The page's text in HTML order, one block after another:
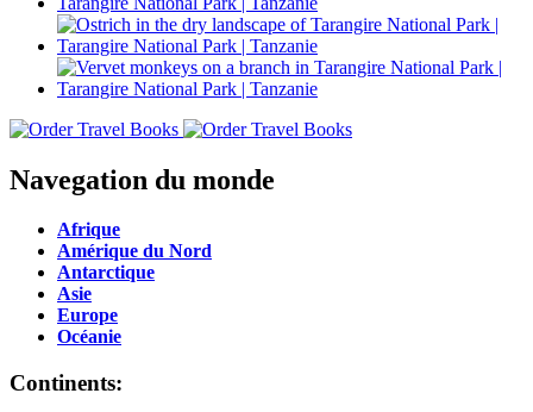
Navegation du monde
Afrique
Amérique du Nord
Antarctique
Asie
Europe
Océanie
Continents: